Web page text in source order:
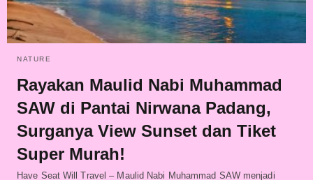
NATURE
Rayakan Maulid Nabi Muhammad
SAW di Pantai Nirwana Padang,
Surganya View Sunset dan Tiket
Super Murah!
Have Seat Will Travel – Maulid Nabi Muhammad SAW menjadi